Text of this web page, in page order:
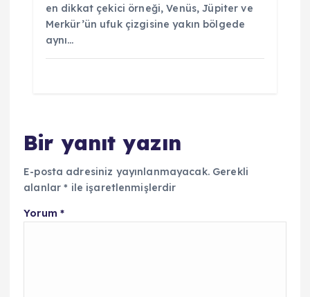
en dikkat çekici örneği, Venüs, Jüpiter ve
Merkür’ün ufuk çizgisine yakın bölgede
aynı…
Bir yanıt yazın
E-posta adresiniz yayınlanmayacak. Gerekli
alanlar* ile işaretlenmişlerdir
Yorum *